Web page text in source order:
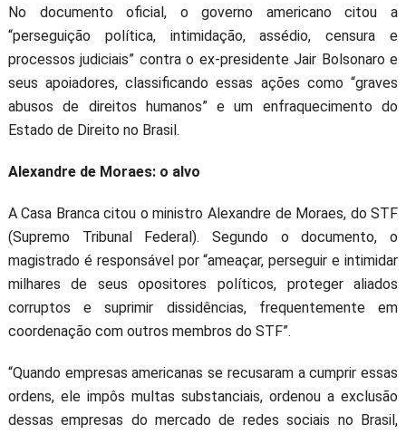
No documento oficial, o governo americano citou a
“perseguição política, intimidação, assédio, censura e
processos judiciais” contra o ex-presidente Jair Bolsonaro e
seus apoiadores, classificando essas ações como “graves
abusos de direitos humanos” e um enfraquecimento do
Estado de Direito no Brasil.
Alexandre de Moraes: o alvo
A Casa Branca citou o ministro Alexandre de Moraes, do STF
(Supremo Tribunal Federal). Segundo o documento, o
magistrado é responsável por “ameaçar, perseguir e intimidar
milhares de seus opositores políticos, proteger aliados
corruptos e suprimir dissidências, frequentemente em
coordenação com outros membros do STF”.
“Quando empresas americanas se recusaram a cumprir essas
ordens, ele impôs multas substanciais, ordenou a exclusão
dessas empresas do mercado de redes sociais no Brasil,